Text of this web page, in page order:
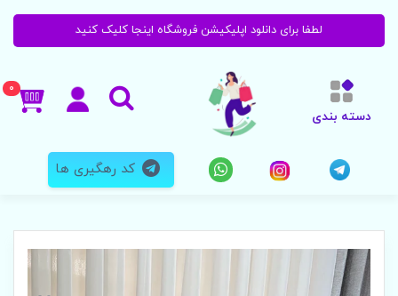
لطفا برای دانلود اپلیکیشن فروشگاه اینجا کلیک کنید
دسته بندی
0
کد رهگیری ها